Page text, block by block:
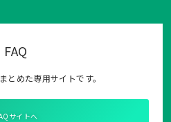
FAQ
とめた専用サイトです。
サイトへ